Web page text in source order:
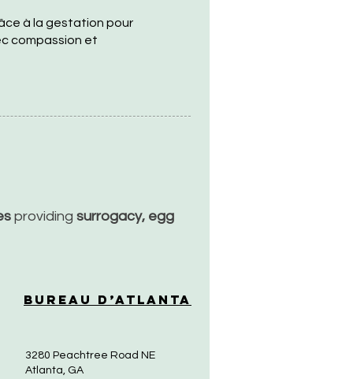
à la gestation pour
compassion et
providing surrogacy, egg
Bureau d’Atlanta
3280 Peachtree Road NE
Atlanta, GA